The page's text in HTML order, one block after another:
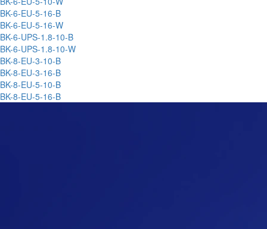
BK-6-EU-5-16-B
BK-6-EU-5-16-W
BK-6-UPS-1.8-10-B
BK-6-UPS-1.8-10-W
BK-8-EU-3-10-B
BK-8-EU-3-16-B
BK-8-EU-5-10-B
BK-8-EU-5-16-B